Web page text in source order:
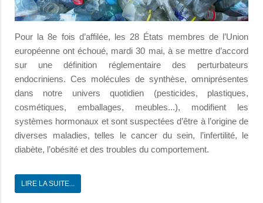
Pour la 8e fois d’affilée, les 28 États membres de l’Union
européenne ont échoué, mardi 30 mai, à se mettre d’accord
sur une définition réglementaire des perturbateurs
endocriniens. Ces molécules de synthèse, omniprésentes
dans notre univers quotidien (pesticides, plastiques,
cosmétiques, emballages, meubles...), modifient les
systèmes hormonaux et sont suspectées d’être à l’origine de
diverses maladies, telles le cancer du sein, l’infertilité, le
diabète, l’obésité et des troubles du comportement.
LIRE LA SUITE...